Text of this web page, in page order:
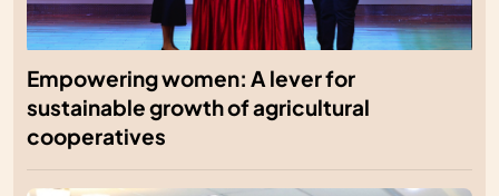
Empowering women: A lever for
sustainable growth of agricultural
cooperatives